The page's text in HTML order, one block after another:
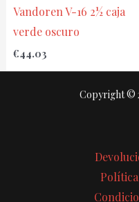
Vandoren V-16 2½ caja
verde oscuro
€44.03
Copyright ©